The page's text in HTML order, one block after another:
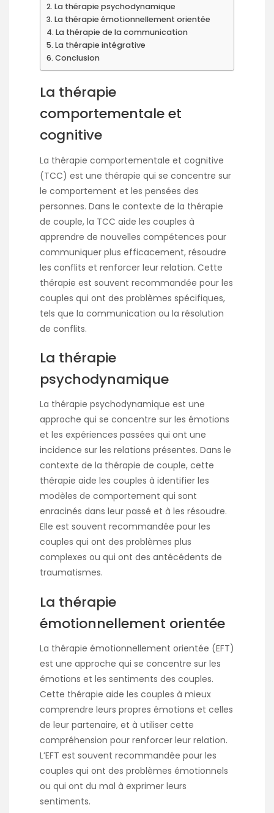
La thérapie psychodynamique
La thérapie émotionnellement orientée
La thérapie de la communication
La thérapie intégrative
Conclusion
La thérapie
comportementale et
cognitive
La thérapie comportementale et cognitive
(TCC) est une thérapie qui se concentre sur
le comportement et les pensées des
personnes. Dans le contexte de la thérapie
de couple, la TCC aide les couples à
apprendre de nouvelles compétences pour
communiquer plus efficacement, résoudre
les conflits et renforcer leur relation. Cette
thérapie est souvent recommandée pour les
couples qui ont des problèmes spécifiques,
tels que la communication ou la résolution
de conflits.
La thérapie
psychodynamique
La thérapie psychodynamique est une
approche qui se concentre sur les émotions
et les expériences passées qui ont une
incidence sur les relations présentes. Dans le
contexte de la thérapie de couple, cette
thérapie aide les couples à identifier les
modèles de comportement qui sont
enracinés dans leur passé et à les résoudre.
Elle est souvent recommandée pour les
couples qui ont des problèmes plus
complexes ou qui ont des antécédents de
traumatismes.
La thérapie
émotionnellement orientée
La thérapie émotionnellement orientée (EFT)
est une approche qui se concentre sur les
émotions et les sentiments des couples.
Cette thérapie aide les couples à mieux
comprendre leurs propres émotions et celles
de leur partenaire, et à utiliser cette
compréhension pour renforcer leur relation.
L’EFT est souvent recommandée pour les
couples qui ont des problèmes émotionnels
ou qui ont du mal à exprimer leurs
sentiments.